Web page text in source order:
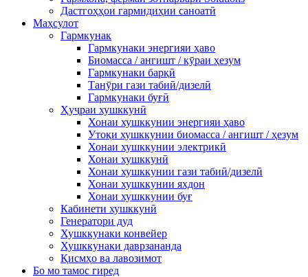
Дастгоҳҳои гармидиҳии саноатӣ
Маҳсулот
Гармкунак
Гармкунаки энергияи ҳаво
Биомасса / ангишт / кӯраи ҳезум
Гармкунаки барқӣ
Танӯри гази табиӣ/дизелӣ
Гармкунаки буғӣ
Ҳуҷраи хушккунӣ
Хонаи хушккунии энергияи ҳаво
Утоқи хушккунии биомасса / ангишт / ҳезум
Хонаи хушккунии электрикӣ
Хонаи хушккунӣ
Хонаи хушккунии гази табиӣ/дизелӣ
Хонаи хушккунии яхдон
Хонаи хушккунии буғ
Кабинети хушккунӣ
Генератори дуд
Хушккунаки конвейер
Хушккунаки даврзананда
Қисмҳо ва лавозимот
Бо мо тамос гиред